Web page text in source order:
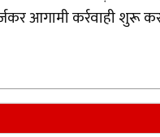
आगामी कर्रवाही शुरू